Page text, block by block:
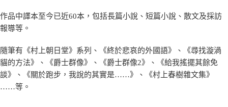
作品中譯本至今已近60本，包括長篇小說、短篇小說、散文及採訪
報導等。
隨筆有《村上朝日堂》系列、《終於悲哀的外國語》、《尋找漩渦
貓的方法》、《爵士群像》、《爵士群像2》、《給我搖擺其餘免
談》、《關於跑步，我說的其實是……》、《村上春樹雜文集》
……等。